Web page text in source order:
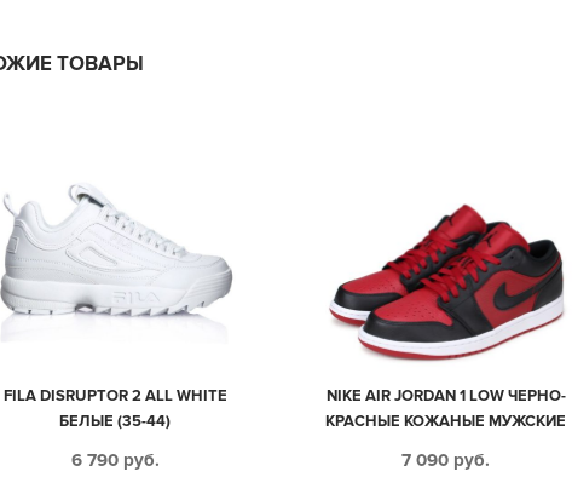
ТОВАРЫ
FILA DISRUPTOR 2 ALL WHITE
БЕЛЫЕ (35-44)
6 790 руб.
NIKE AIR JORDAN 1 LOW ЧЕРНО-
КРАСНЫЕ КОЖАНЫЕ МУЖСКИЕ
7 090 руб.